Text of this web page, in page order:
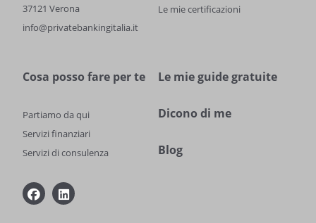
37121 Verona
info@privatebankingitalia.it
Le mie certificazioni
Cosa posso fare per te
Partiamo da qui
Servizi finanziari
Servizi di consulenza
Le mie guide gratuite
Dicono di me
Blog